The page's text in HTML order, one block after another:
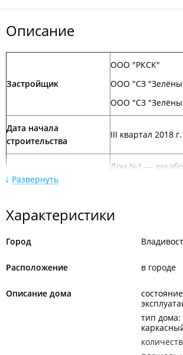
Описание
Застройщик
ООО "РКСК"
ООО "СЗ
ООО "СЗ
Дата начала
строительства
III квартал 2018 г.
Дом №1 —
Дом №3 — 29
располагается по адресу - г.
Развернуть
Характеристики
Город
Расположение в городе
Описание дома
тип